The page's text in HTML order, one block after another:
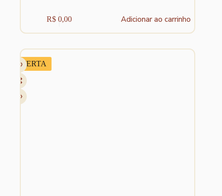
R$ 0,00 Adicionar ao carrinho
OFERTA